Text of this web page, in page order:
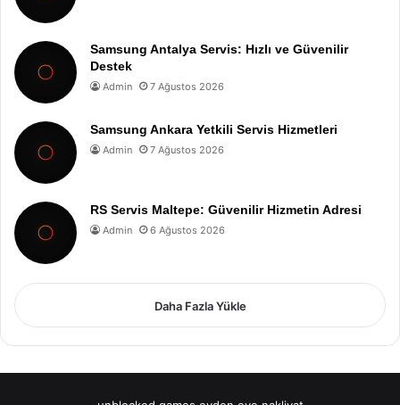
Samsung Antalya Servis: Hızlı ve Güvenilir
Destek
Admin 7 Ağustos 2026
Samsung Ankara Yetkili Servis Hizmetleri
Admin 7 Ağustos 2026
RS Servis Maltepe: Güvenilir Hizmetin Adresi
Admin 6 Ağustos 2026
Daha Fazla Yükle